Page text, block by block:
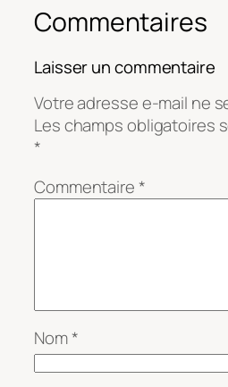
Commentaires
Laisser un commentaire
Votre adresse e-mail ne
Les champs obligatoires
*
Commentaire*
Nom*